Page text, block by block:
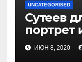
UNCATEGORISED
Сутеев
портрет
ИЮН 8, 2020